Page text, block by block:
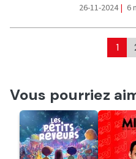
26-11-2024 | 6
1
Vous pourriez